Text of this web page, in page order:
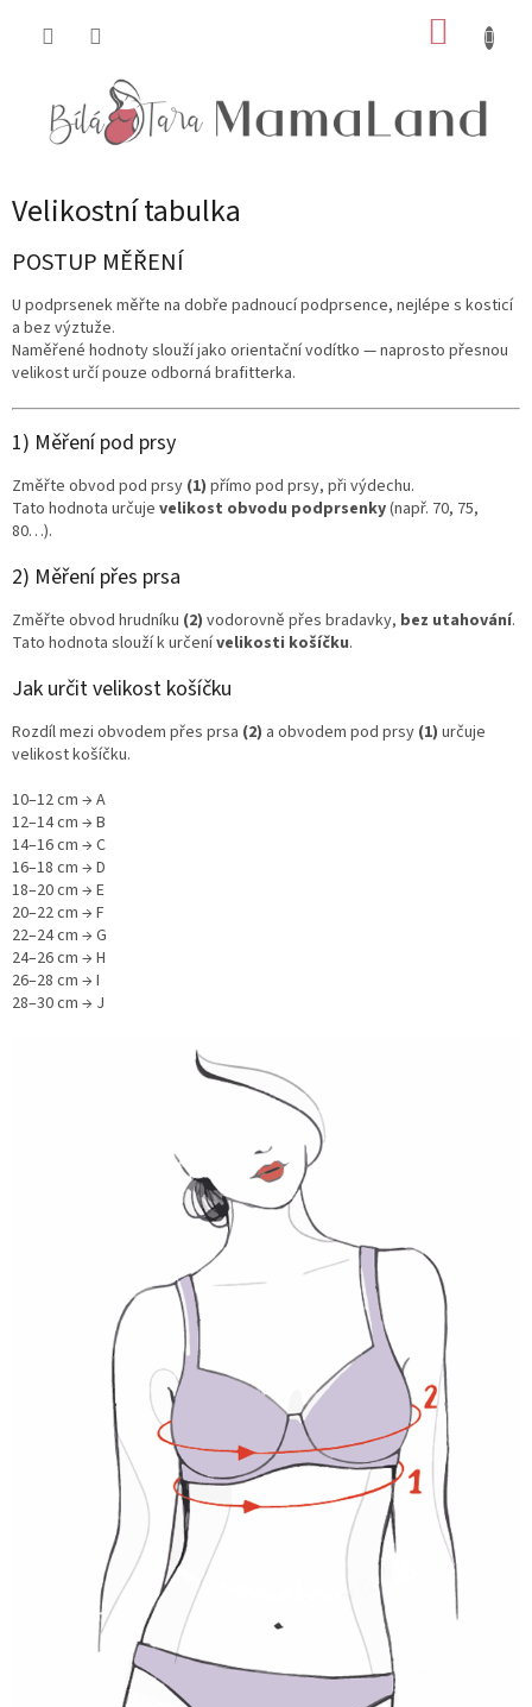
Velikostní tabulka
POSTUP MĚŘENÍ
U podprsenek měřte na dobře padnoucí podprsence, nejlépe s kosticí
a bez výztuže.
Naměřené hodnoty slouží jako orientační vodítko — naprosto přesnou
velikost určí pouze odborná brafitterka.
1) Měření pod prsy
Změřte obvod pod prsy (1) přímo pod prsy, při výdechu.
Tato hodnota určuje velikost obvodu podprsenky(např. 70, 75,
80…).
2) Měření přes prsa
Změřte obvod hrudníku (2) vodorovně přes bradavky, bez utahování.
Tato hodnota slouží k určenívelikosti košíčku.
Jak určit velikost košíčku
Rozdíl mezi obvodem přes prsa (2) a obvodem pod prsy (1) určuje
velikost košíčku.
10–12 cm → A
12–14 cm → B
14–16 cm → C
16–18 cm → D
18–20 cm → E
20–22 cm → F
22–24 cm → G
24–26 cm → H
26–28 cm → I
28–30 cm → J